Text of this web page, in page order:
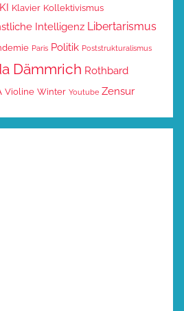
KI Klavier Kollektivismus
Intelligenz Libertarismus
Paris Politik Poststrukturalismus
Dämmrich Rothbard
Violine Winter Youtube Zensur